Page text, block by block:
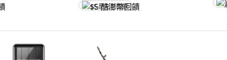
$5 酷澎幣回饋